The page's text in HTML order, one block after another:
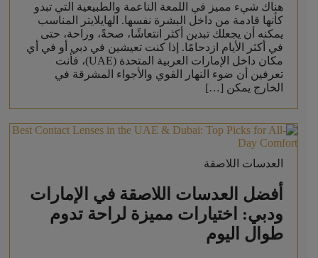
هناك شيء مميز في اللمعة الناعمة والطبيعية التي تبدو
كأنها قادمة من داخل البشرة نفسها. الهايلايتر المناسب
يمكنه أن يجعلك تبدين أكثر انتعاشًا، صحةً، وراحة، حتى
في أكثر الأيام ازدحامًا. إذا كنت تعيشين في دبي أو في أي
مكان داخل الإمارات العربية المتحدة (UAE)، فأنت
تعرفين أن ضوء النهار القوي والأجواء المشرقة في
الخارج يمكن […]
العدسات اللاصقة
أفضل العدسات اللاصقة في الإمارات
ودبي: اختيارات مميزة لراحة تدوم
طوال اليوم